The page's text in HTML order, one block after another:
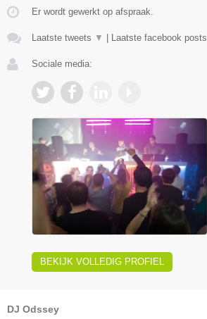
Er wordt gewerkt op afspraak.
Laatste tweets ▼ Laatste facebook posts
Sociale media:
BEKIJK VOLLEDIG PROFIEL
DJ Odssey